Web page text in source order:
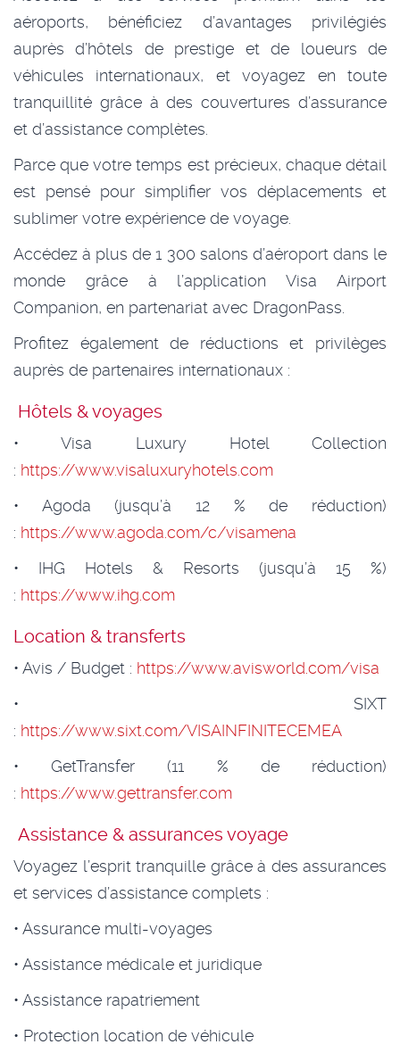
aéroports, bénéficiez d’avantages privilégiés
auprès d’hôtels de prestige et de loueurs de
véhicules internationaux, et voyagez en toute
tranquillité grâce à des couvertures d’assurance
et d’assistance complètes.
Parce que votre temps est précieux, chaque détail
est pensé pour simplifier vos déplacements et
sublimer votre expérience de voyage.
Accédez à plus de 1 300 salons d’aéroport dans le
monde grâce à l’application Visa Airport
Companion, en partenariat avec DragonPass.
Profitez également de réductions et privilèges
auprès de partenaires internationaux :
Hôtels & voyages
• Visa Luxury Hotel Collection
: https://www.visaluxuryhotels.com
• Agoda (jusqu’à 12 % de réduction)
: https://www.agoda.com/c/visamena
• IHG Hotels & Resorts (jusqu’à 15 %)
: https://www.ihg.com
Location & transferts
• Avis / Budget : https://www.avisworld.com/visa
• SIXT
: https://www.sixt.com/VISAINFINITECEMEA
• GetTransfer (11 % de réduction)
: https://www.gettransfer.com
Assistance & assurances voyage
Voyagez l’esprit tranquille grâce à des assurances
et services d’assistance complets :
• Assurance multi-voyages
• Assistance médicale et juridique
• Assistance rapatriement
• Protection location de véhicule